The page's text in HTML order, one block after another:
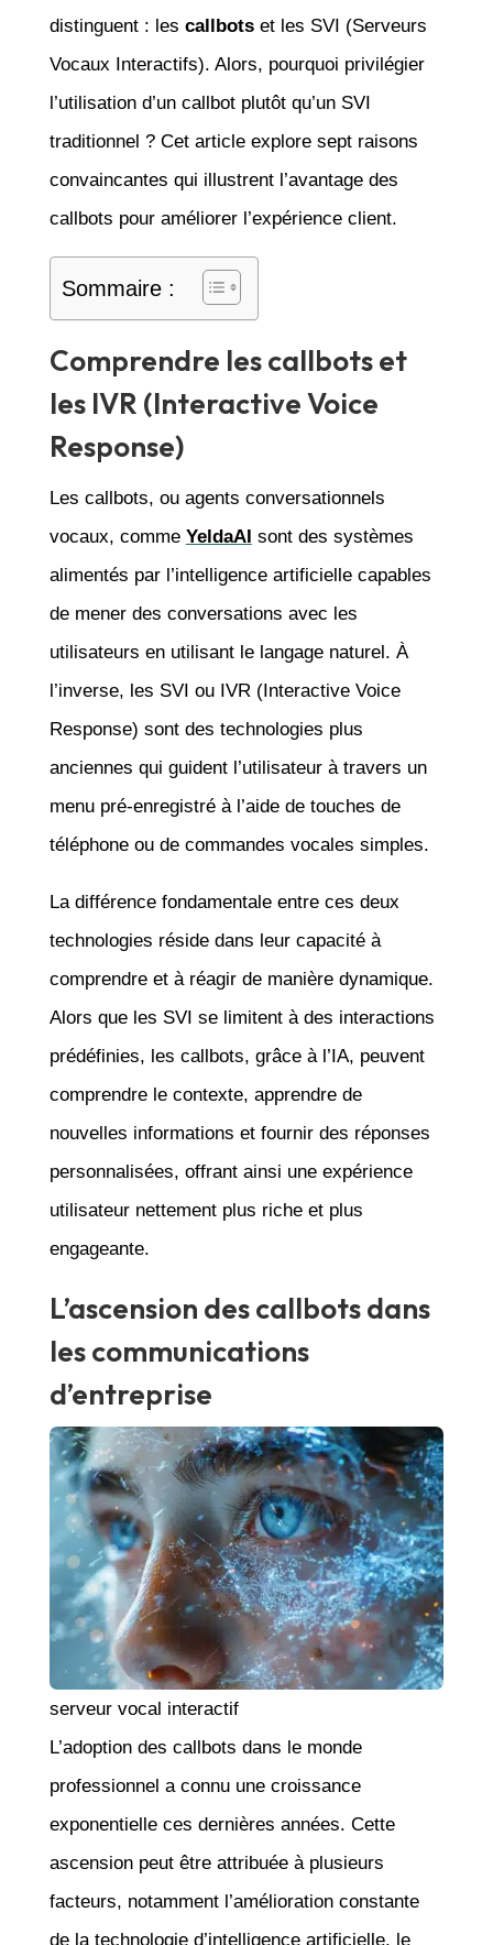
distinguent : les callbotset les SVI (Serveurs
Vocaux Interactifs). Alors, pourquoi privilégier
l’utilisation d’un callbot plutôt qu’un SVI
traditionnel ? Cet article explore sept raisons
convaincantes qui illustrent l’avantage des
callbots pour améliorer l’expérience client.
Sommaire :
Comprendre les callbots et
les IVR (Interactive Voice
Response)
Les callbots, ou agents conversationnels
vocaux, comme YeldaAI sont des systèmes
alimentés par l’intelligence artificielle capables
de mener des conversations avec les
utilisateurs en utilisant le langage naturel. À
l’inverse, les SVI ou IVR (Interactive Voice
Response) sont des technologies plus
anciennes qui guident l’utilisateur à travers un
menu pré-enregistré à l’aide de touches de
téléphone ou de commandes vocales simples.
La différence fondamentale entre ces deux
technologies réside dans leur capacité à
comprendre et à réagir de manière dynamique.
Alors que les SVI se limitent à des interactions
prédéfinies, les callbots, grâce à l’IA, peuvent
comprendre le contexte, apprendre de
nouvelles informations et fournir des réponses
personnalisées, offrant ainsi une expérience
utilisateur nettement plus riche et plus
engageante.
L’ascension des callbots dans
les communications
d’entreprise
serveur vocal interactif
L’adoption des callbots dans le monde
professionnel a connu une croissance
exponentielle ces dernières années. Cette
ascension peut être attribuée à plusieurs
facteurs, notamment l’amélioration constante
de la technologie d’intelligence artificielle, le